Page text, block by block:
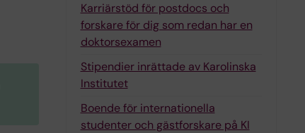
Karriärstöd för postdocs och
forskare för dig som redan har en
doktorsexamen
Stipendier inrättade av Karolinska
Institutet
Boende för internationella
studenter och gästforskare på KI